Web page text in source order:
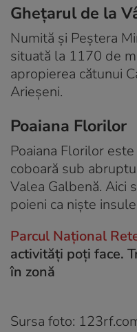
Ghețarul de la
Numită și Peștera
situată la 1170 de
apropierea cătunui
Arieșeni.
Poaiana Florilor
Poaiana Florilor
coboară sub
Valea Galbenă. Aici
poieni ca niște
Parcul Național
activități poți face.
în zonă
Sursa foto: